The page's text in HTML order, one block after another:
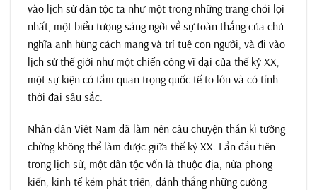
vào lịch sử dân tộc ta như một trong những trang chói lọi
nhất, một biểu tượng sáng ngời về sự toàn thắng của chủ
nghĩa anh hùng cách mạng và trí tuệ con người, và đi vào
lịch sử thế giới như một chiến công vĩ đại của thế kỷ XX,
một sự kiện có tầm quan trọng quốc tế to lớn và có tính
thời đại sâu sắc.
Nhân dân Việt Nam đã làm nên câu chuyện thần kì tưởng
chừng không thể làm được giữa thế kỷ XX. Lần đầu tiên
trong lịch sử, một dân tộc vốn là thuộc địa, nửa phong
kiến, kinh tế kém phát triển, đánh thắng những cường